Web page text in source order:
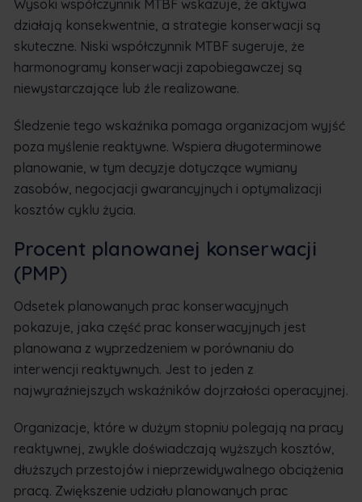
Wysoki współczynnik MTBF wskazuje, że aktywa
działają konsekwentnie, a strategie konserwacji są
skuteczne. Niski współczynnik MTBF sugeruje, że
harmonogramy konserwacji zapobiegawczej są
niewystarczające lub źle realizowane.
Śledzenie tego wskaźnika pomaga organizacjom wyjść
poza myślenie reaktywne. Wspiera długoterminowe
planowanie, w tym decyzje dotyczące wymiany
zasobów, negocjacji gwarancyjnych i optymalizacji
kosztów cyklu życia.
Procent planowanej konserwacji
(PMP)
Odsetek planowanych prac konserwacyjnych
pokazuje, jaka część prac konserwacyjnych jest
planowana z wyprzedzeniem w porównaniu do
interwencji reaktywnych. Jest to jeden z
najwyraźniejszych wskaźników dojrzałości operacyjnej.
Organizacje, które w dużym stopniu polegają na pracy
reaktywnej, zwykle doświadczają wyższych kosztów,
dłuższych przestojów i nieprzewidywalnego obciążenia
pracą. Zwiększenie udziału planowanych prac